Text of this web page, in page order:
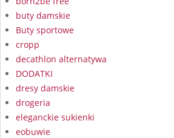
buty damskie
Buty sportowe
cropp
decathlon alternatywa
DODATKI
dresy damskie
drogeria
eleganckie sukienki
eobuwie